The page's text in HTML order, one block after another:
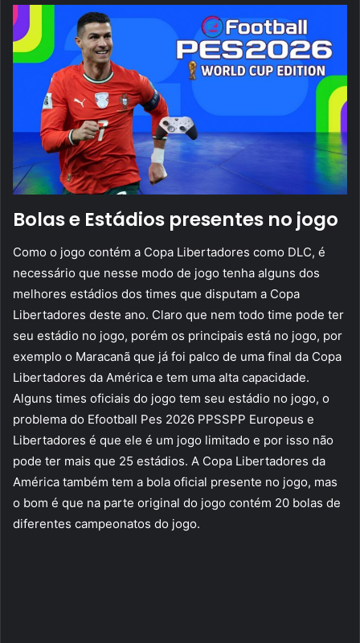
Bolas e Estádios presentes no jogo
Como o jogo contém a Copa Libertadores como DLC, é
necessário que nesse modo de jogo tenha alguns dos
melhores estádios dos times que disputam a Copa
Libertadores deste ano. Claro que nem todo time pode ter
seu estádio no jogo, porém os principais está no jogo, por
exemplo o Maracanã que já foi palco de uma final da Copa
Libertadores da América e tem uma alta capacidade.
Alguns times oficiais do jogo tem seu estádio no jogo, o
problema do Efootball Pes 2026 PPSSPP Europeus e
Libertadores é que ele é um jogo limitado e por isso não
pode ter mais que 25 estádios. A Copa Libertadores da
América também tem a bola oficial presente no jogo, mas
o bom é que na parte original do jogo contém 20 bolas de
diferentes campeonatos do jogo.